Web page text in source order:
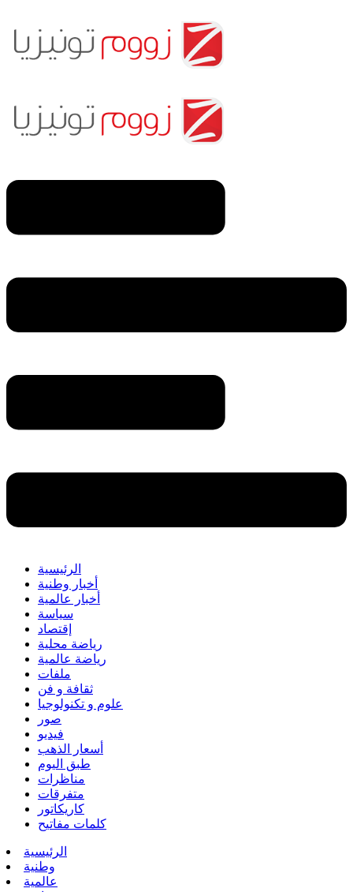
الرئيسية
أخبار وطنية
أخبار عالمية
سياسة
إقتصاد
رياضة محلية
رياضة عالمية
ملفات
ثقافة و فن
علوم و تكنولوجيا
صور
فيديو
أسعار الذهب
طبق اليوم
مناظرات
متفرقات
كاريكاتور
كلمات مفاتيح
الرئيسية
وطنية
عالمية